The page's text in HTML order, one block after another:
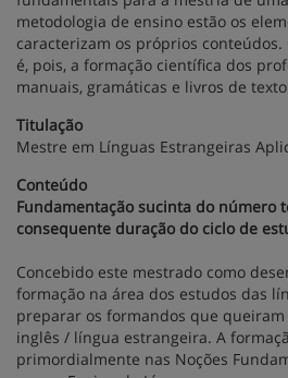
metodologia de ensino estão os
caracterizam os próprios
é, pois, a formação científica dos
manuais, gramáticas e livros de
Titulação
Mestre em Línguas Estrangeiras
Conteúdo
Fundamentação sucinta do número
consequente duração do ciclo de
Concebido este mestrado como
formação na área dos estudos das
preparar os formandos que
inglês / língua estrangeira. A
primordialmente nas Noções